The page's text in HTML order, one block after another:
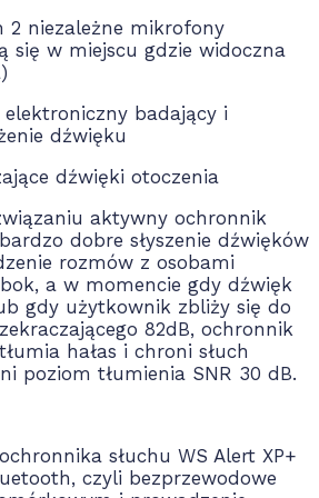
2 niezależne mikrofony
się w miejscu gdzie widoczna
badający i
dźwięku
dźwięki otoczenia
aktywny ochronnik
dobre słyszenie dźwięków
rozmów z osobami
a w momencie gdy dźwięk
gdy użytkownik zbliży się do
82dB, ochronnik
hałas i chroni słuch
poziom tłumienia SNR 30 dB.
słuchu WS Alert XP+
czyli bezprzewodowe